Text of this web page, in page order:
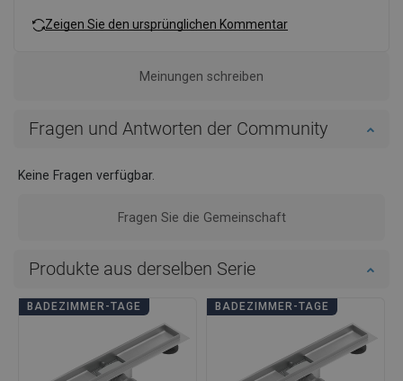
Zeigen Sie den ursprünglichen Kommentar
Meinungen schreiben
Fragen und Antworten der Community
Keine Fragen verfügbar.
Fragen Sie die Gemeinschaft
Produkte aus derselben Serie
BADEZIMMER-TAGE BADEZIMMER-TAGE